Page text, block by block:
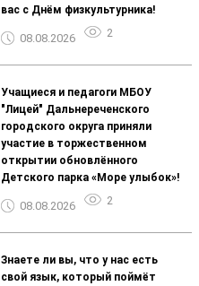
вас с Днём физкультурника!
08.08.2026 2
Учащиеся и педагоги МБОУ
"Лицей" Дальнереченского
городского округа приняли
участие в торжественном
открытии обновлённого
Детского парка «Море улыбок»!
08.08.2026 2
Знаете ли вы, что у нас есть
свой язык, который поймёт